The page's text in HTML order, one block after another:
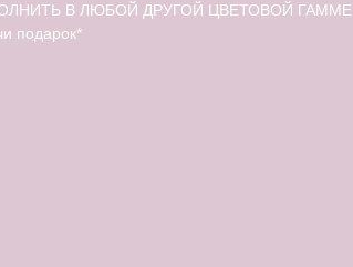
В ЛЮБОЙ ДРУГОЙ ЦВЕТОВОЙ ГАММЕ
подарок*